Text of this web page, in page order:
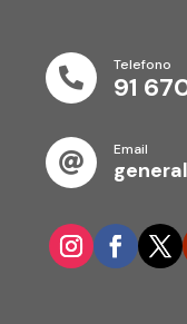

Telefono
91

Email